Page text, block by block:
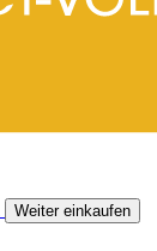
Weiter einkaufen